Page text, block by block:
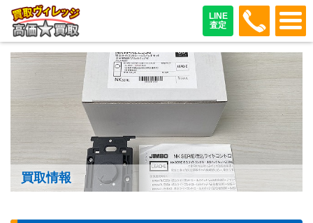
LINE
査定
048-
買取情報